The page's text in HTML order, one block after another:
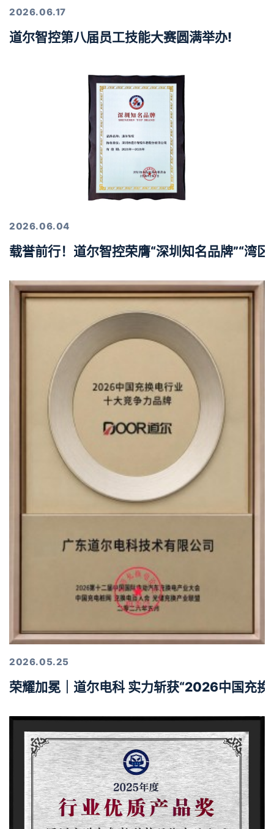
2026.06.17
道尔智控第八届员工技能大赛圆满举办!
2026.06.04
载誉前行！道尔智控荣膺“深圳知名品牌”“湾
2026.05.25
荣耀加冕｜道尔电科 实力斩获“2026中国充换